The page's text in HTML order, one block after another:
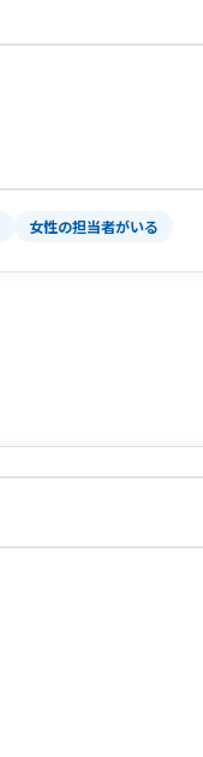
女性の担当者がいる